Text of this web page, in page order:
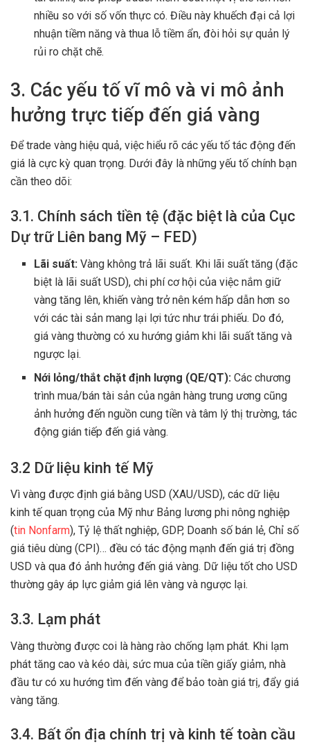
nhiều so với số vốn thực có. Điều này khuếch đại cả lợi
nhuận tiềm năng và thua lỗ tiềm ẩn, đòi hỏi sự quản lý
rủi ro chặt chẽ.
3. Các yếu tố vĩ mô và vi mô ảnh
hưởng trực tiếp đến giá vàng
Để trade vàng hiệu quả, việc hiểu rõ các yếu tố tác động đến
giá là cực kỳ quan trọng. Dưới đây là những yếu tố chính bạn
cần theo dõi:
3.1. Chính sách tiền tệ (đặc biệt là của Cục
Dự trữ Liên bang Mỹ – FED)
Lãi suất: Vàng không trả lãi suất. Khi lãi suất tăng (đặc
biệt là lãi suất USD), chi phí cơ hội của việc nắm giữ
vàng tăng lên, khiến vàng trở nên kém hấp dẫn hơn so
với các tài sản mang lại lợi tức như trái phiếu. Do đó,
giá vàng thường có xu hướng giảm khi lãi suất tăng và
ngược lại.
Nới lỏng/thắt chặt định lượng (QE/QT): Các chương
trình mua/bán tài sản của ngân hàng trung ương cũng
ảnh hưởng đến nguồn cung tiền và tâm lý thị trường, tác
động gián tiếp đến giá vàng.
3.2 Dữ liệu kinh tế Mỹ
Vì vàng được định giá bằng USD (XAU/USD), các dữ liệu
kinh tế quan trọng của Mỹ như Bảng lương phi nông nghiệp
(tin Nonfarm), Tỷ lệ thất nghiệp, GDP, Doanh số bán lẻ, Chỉ số
giá tiêu dùng (CPI)… đều có tác động mạnh đến giá trị đồng
USD và qua đó ảnh hưởng đến giá vàng. Dữ liệu tốt cho USD
thường gây áp lực giảm giá lên vàng và ngược lại.
3.3. Lạm phát
Vàng thường được coi là hàng rào chống lạm phát. Khi lạm
phát tăng cao và kéo dài, sức mua của tiền giấy giảm, nhà
đầu tư có xu hướng tìm đến vàng để bảo toàn giá trị, đẩy giá
vàng tăng.
3.4. Bất ổn địa chính trị và kinh tế toàn cầu